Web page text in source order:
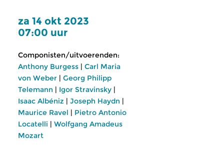
za 14 okt 2023
07:00 uur
Componisten/uitvoerenden:
Anthony Burgess | Carl Maria
von Weber | Georg Philipp
Telemann | Igor Stravinsky |
Isaac Albéniz | Joseph Haydn |
Maurice Ravel | Pietro Antonio
Locatelli | Wolfgang Amadeus
Mozart